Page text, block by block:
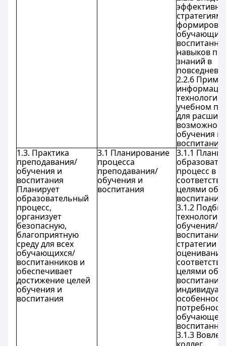
навыков
знаний в
2.2.6
технологии
учебном
для
обучения и
воспитания.
1.3. Практика
преподавания/
обучения и
воспитания
Планирует
образовательный
процесс,
организует
безопасную,
благоприятную
среду для всех
обучающихся/
воспитанников и
обеспечивает
достижение целей
обучения и
воспитания
3.1 Планирование
процесса
преподавания/
обучения и
воспитания
3.1.1
процесс в
целями
воспитания.
3.1.2
технологии
обучения/
воспитания
стратегии
целями
воспитания
3.1.3